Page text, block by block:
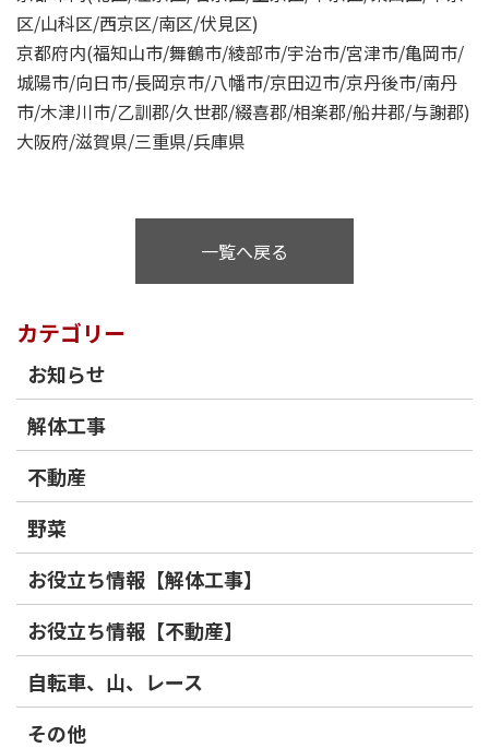
区/山科区/西京区/南区/伏見区)
京都府内(福知山市/舞鶴市/綾部市/宇治市/宮津市/亀岡市/
城陽市/向日市/長岡京市/八幡市/京田辺市/京丹後市/南丹
市/木津川市/乙訓郡/久世郡/綴喜郡/相楽郡/船井郡/与謝郡)
大阪府/滋賀県/三重県/兵庫県
一覧へ戻る
カテゴリー
お知らせ
解体工事
不動産
野菜
お役立ち情報【解体工事】
お役立ち情報【不動産】
自転車、山、レース
その他